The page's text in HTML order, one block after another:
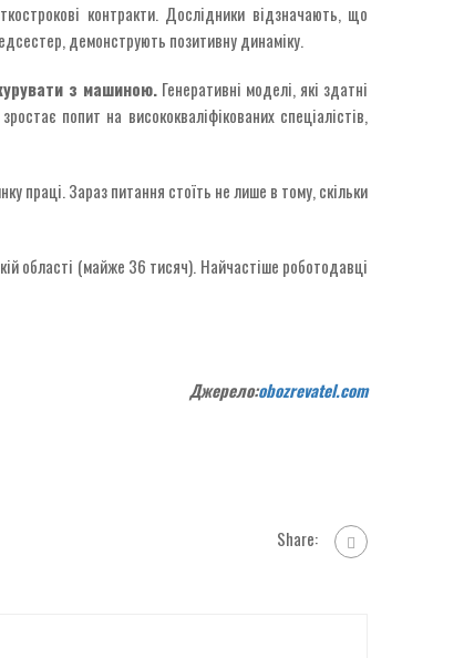
контракти. Дослідники відзначають, що
демонструють позитивну динаміку.
з машиною. Генеративні моделі, які здатні
попит на висококваліфікованих спеціалістів,
праці. Зараз питання стоїть не лише в тому, скільки
області (майже 36 тисяч). Найчастіше роботодавці
Джерело:obozrevatel.com
Share: